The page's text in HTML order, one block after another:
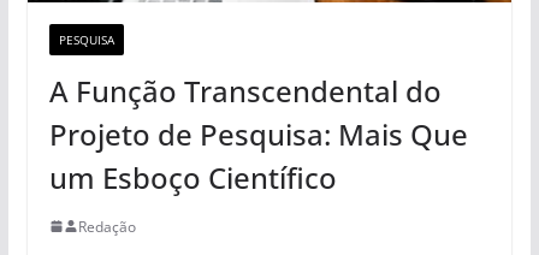
PESQUISA
A Função Transcendental do
Projeto de Pesquisa: Mais Que
um Esboço Científico
Redação